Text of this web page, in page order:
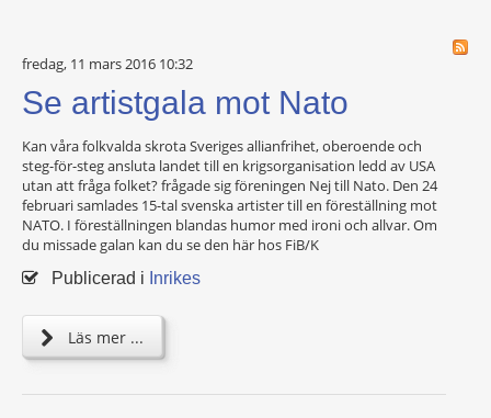
fredag, 11 mars 2016 10:32
Se artistgala mot Nato
Kan våra folkvalda skrota Sveriges allianfrihet, oberoende och
steg-för-steg ansluta landet till en krigsorganisation ledd av USA
utan att fråga folket? frågade sig föreningen Nej till Nato. Den 24
februari samlades 15-tal svenska artister till en föreställning mot
NATO. I föreställningen blandas humor med ironi och allvar. Om
du missade galan kan du se den här hos FiB/K
Publicerad i Inrikes
Läs mer ...